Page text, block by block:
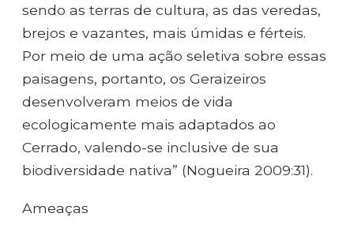
sendo as terras de cultura, as das veredas,
brejos e vazantes, mais úmidas e férteis.
Por meio de uma ação seletiva sobre essas
paisagens, portanto, os Geraizeiros
desenvolveram meios de vida
ecologicamente mais adaptados ao
Cerrado, valendo-se inclusive de sua
biodiversidade nativa” (Nogueira 2009:31).
Ameaças